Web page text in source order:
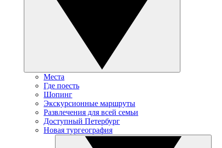
Места
Где поесть
Шопинг
Экскурсионные маршруты
Развлечения для всей семьи
Доступный Петербург
Новая тургеография